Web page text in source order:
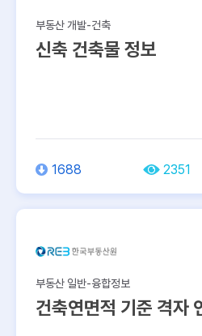
부동산 개발-건축
신축 건축물 정보
1688 2351
부동산 일반-융합정보
건축연면적 기준 격자